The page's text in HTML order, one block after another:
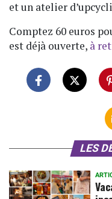
et un atelier
Comptez 60 euros
est déjà ouverte, à
LES